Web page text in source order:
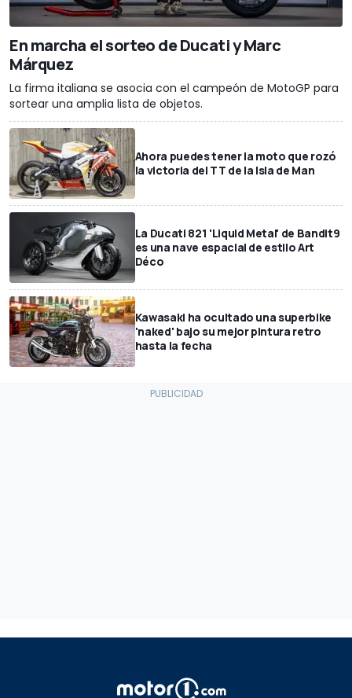
En marcha el sorteo de Ducati y Marc
Márquez
La firma italiana se asocia con el campeón de MotoGP para
sortear una amplia lista de objetos.
Ahora puedes tener la moto que rozó
la victoria del TT de la Isla de Man
La Ducati 821 'Liquid Metal' de Bandit9
es una nave espacial de estilo Art
Déco
Kawasaki ha ocultado una superbike
'naked' bajo su mejor pintura retro
hasta la fecha